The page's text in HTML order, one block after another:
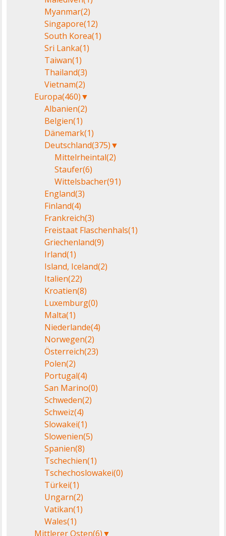
Myanmar(2)
Singapore(12)
South Korea(1)
Sri Lanka(1)
Taiwan(1)
Thailand(3)
Vietnam(2)
Europa(460)▼
Albanien(2)
Belgien(1)
Dänemark(1)
Deutschland(375)▼
Mittelrheintal(2)
Staufer(6)
Wittelsbacher(91)
England(3)
Finland(4)
Frankreich(3)
Freistaat Flaschenhals(1)
Griechenland(9)
Irland(1)
Island, Iceland(2)
Italien(22)
Kroatien(8)
Luxemburg(0)
Malta(1)
Niederlande(4)
Norwegen(2)
Österreich(23)
Polen(2)
Portugal(4)
San Marino(0)
Schweden(2)
Schweiz(4)
Slowakei(1)
Slowenien(5)
Spanien(8)
Tschechien(1)
Tschechoslowakei(0)
Türkei(1)
Ungarn(2)
Vatikan(1)
Wales(1)
Mittlerer Osten(6)▼